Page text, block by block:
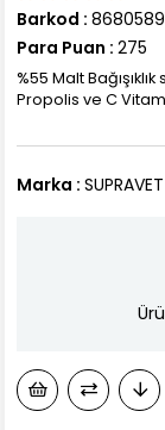
Barkod :
Para Puan : 275
%55 Malt
Propolis ve C
Marka : SUPRAVET